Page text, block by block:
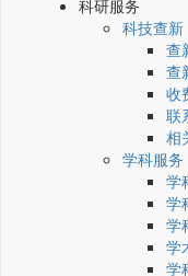
科研服务
科技查新
查
查
收
联
相
学科服务
学
学
学
学
学